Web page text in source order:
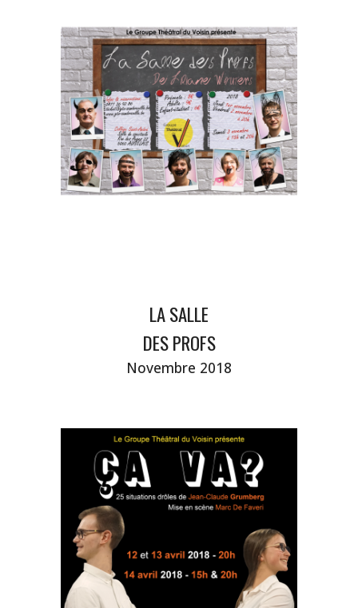
LA SALLE
DES PROFS
Novembre 2018